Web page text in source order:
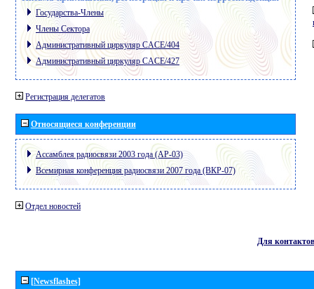
Государства-Члены
Члены Сектора
Административный циркуляр CACE/404
Административный циркуляр CACE/427
Регистрация делегатов
Относящиеся конференции
Ассамблея радиосвязи 2003 года (АР-03)
Всемирная конференция радиосвязи 2007 года (ВКР-07)
Отдел новостей
Для контактов
[Newsflashes]